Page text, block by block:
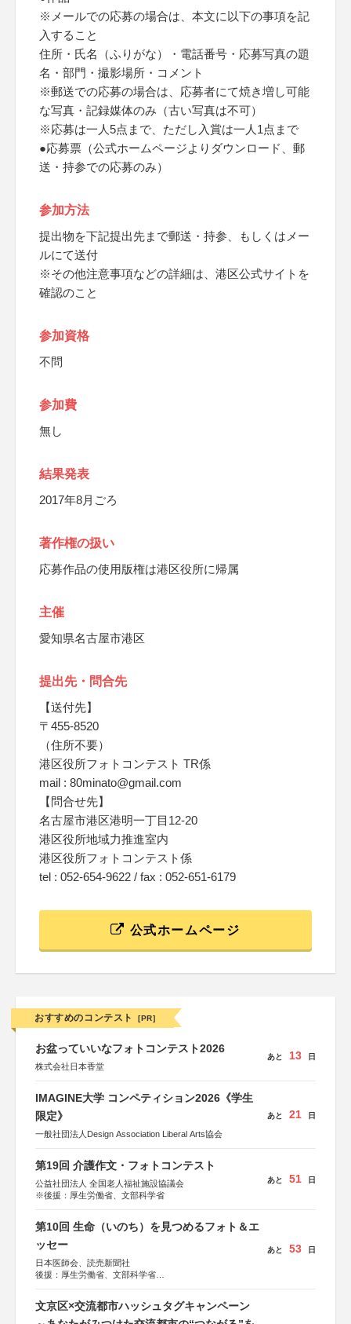
※メールでの応募の場合は、本文に以下の事項を記
入すること
住所・氏名（ふりがな）・電話番号・応募写真の題
名・部門・撮影場所・コメント
※郵送での応募の場合は、応募者にて焼き増し可能
な写真・記録媒体のみ（古い写真は不可）
※応募は一人5点まで、ただし入賞は一人1点まで
●応募票（公式ホームページよりダウンロード、郵
送・持参での応募のみ）
参加方法
提出物を下記提出先まで郵送・持参、もしくはメー
ルにて送付
※その他注意事項などの詳細は、港区公式サイトを
確認のこと
参加資格
不問
参加費
無し
結果発表
2017年8月ごろ
著作権の扱い
応募作品の使用版権は港区役所に帰属
主催
愛知県名古屋市港区
提出先・問合先
【送付先】
〒455-8520
（住所不要）
港区役所フォトコンテスト TR係
mail : 80minato@gmail.com
【問合せ先】
名古屋市港区港明一丁目12-20
港区役所地域力推進室内
港区役所フォトコンテスト係
tel : 052-654-9622 / fax : 052-651-6179
公式ホームページ
おすすめのコンテスト [PR]
お盆っていいなフォトコンテスト2026
株式会社日本香堂
あと 13 日
IMAGINE大学 コンペティション2026《学生
限定》
一般社団法人Design Association Liberal Arts協会
あと 21 日
第19回 介護作文・フォトコンテスト
公益社団法人 全国老人福祉施設協議会
※後援：厚生労働省、文部科学省
あと 51 日
第10回 生命（いのち）を見つめるフォト＆エ
ッセー
日本医師会、読売新聞社
後援：厚生労働省、文部科学省
しん生命保険株式会社
あと 53 日
文京区×交流都市ハッシュタグキャンペーン